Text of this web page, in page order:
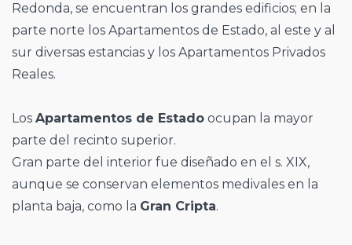
Redonda, se encuentran los grandes edificios; en la
parte norte los Apartamentos de Estado, al este y al
sur diversas estancias y los Apartamentos Privados
Reales.
Los Apartamentos de Estado ocupan la mayor
parte del recinto superior.
Gran parte del interior fue diseñado en el s. XIX,
aunque se conservan elementos medivales en la
planta baja, como la Gran Cripta.